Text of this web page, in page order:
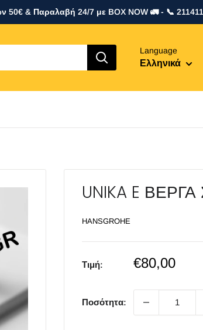
& Παραλαβή 24/7 με BOX NOW 🚛 - 📞
Language
Ελληνικά
UNIKA E
HANSGROHE
Τιμή:
Sale
€80,00
Ποσότητα: